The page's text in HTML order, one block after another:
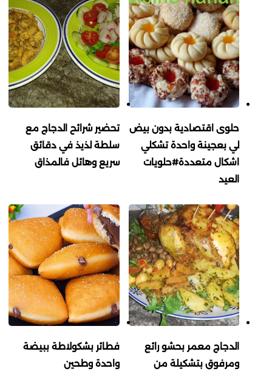
حلوى اقتصادية بدون بيض
لي بعجينة واحدة تشكلي
اشكال متعددة#حلويات
العيد
تحضير شرائح الدجاج مع
سلطة لذيذ في دقائق
سريع وهائل فالمذاق
الدجاج معمر بحشو رائع
ومرفوق بتشكيلة من
فطائر بشكولاطة ببيضة
واحدة وطحين